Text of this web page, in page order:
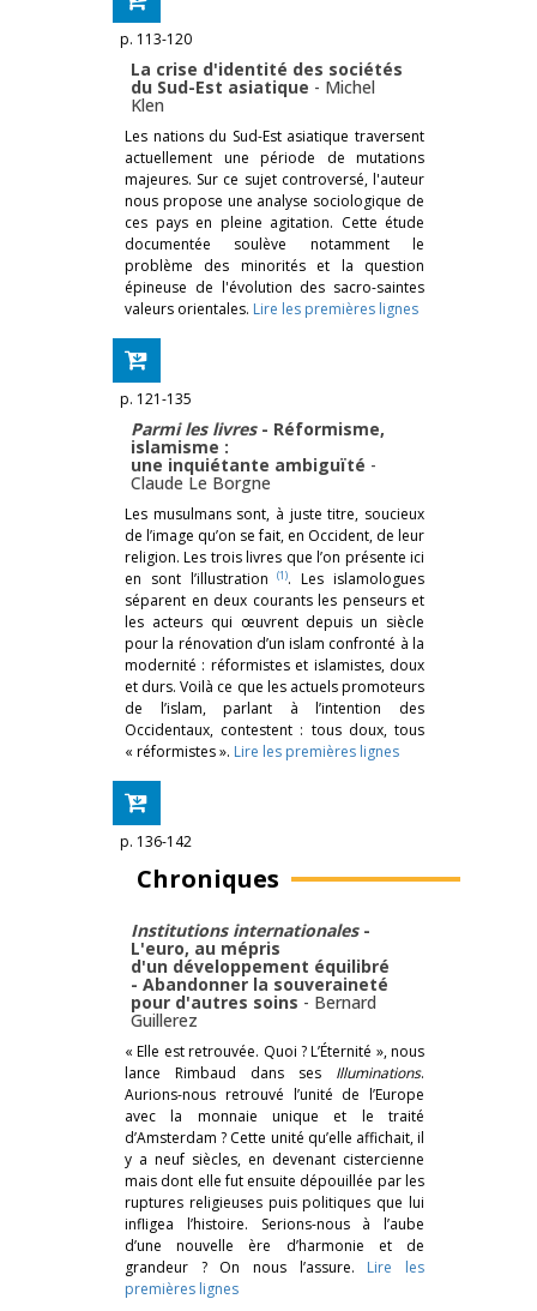
p. 113-120
La crise d'identité des sociétés
du Sud-Est asiatique - Michel
Klen
Les nations du Sud-Est asiatique traversent
actuellement une période de mutations
majeures. Sur ce sujet controversé, l'auteur
nous propose une analyse sociologique de
ces pays en pleine agitation. Cette étude
documentée soulève notamment le
problème des minorités et la question
épineuse de l'évolution des sacro-saintes
valeurs orientales. Lire les premières lignes
p. 121-135
Parmi les livres- Réformisme,
islamisme :
une inquiétante ambiguïté -
Claude Le Borgne
Les musulmans sont, à juste titre, soucieux
de l’image qu’on se fait, en Occident, de leur
religion. Les trois livres que l’on présente ici
en sont l’illustration(1). Les islamologues
séparent en deux courants les penseurs et
les acteurs qui œuvrent depuis un siècle
pour la rénovation d’un islam confronté à la
modernité : réformistes et islamistes, doux
et durs. Voilà ce que les actuels promoteurs
de l’islam, parlant à l’intention des
Occidentaux, contestent : tous doux, tous
« réformistes ». Lire les premières lignes
p. 136-142
Chroniques
Institutions internationales-
L'euro, au mépris
d'un développement équilibré
- Abandonner la souveraineté
pour d'autres soins - Bernard
Guillerez
« Elle est retrouvée. Quoi ? L’Éternité », nous
lance Rimbaud dans ses Illuminations.
Aurions-nous retrouvé l’unité de l’Europe
avec la monnaie unique et le traité
d’Amsterdam ? Cette unité qu’elle affichait, il
y a neuf siècles, en devenant cistercienne
mais dont elle fut ensuite dépouillée par les
ruptures religieuses puis politiques que lui
infligea l’histoire. Serions-nous à l’aube
d’une nouvelle ère d’harmonie et de
grandeur ? On nous l’assure. Lire les
premières lignes